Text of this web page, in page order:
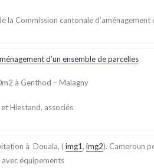
la Commission cantonale
d’un ensemble de parcelles
à Genthod – Malagny
Hiestand, associés
à Douala, (img1, img2). Cameroun
équipements